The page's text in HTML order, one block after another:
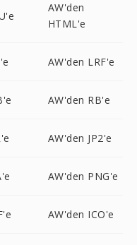
AW'den
HTML'e
AW'den LRF'e
AW'den RB'e
AW'den JP2'e
AW'den PNG'e
AW'den ICO'e